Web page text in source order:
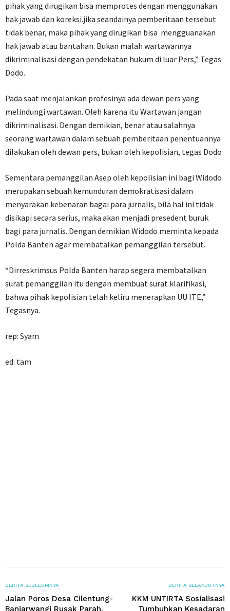
pihak yang dirugikan bisa memprotes dengan menggunakan
hak jawab dan koreksi.jika seandainya pemberitaan tersebut
tidak benar, maka pihak yang dirugikan bisa mengguanakan
hak jawab atau bantahan. Bukan malah wartawannya
dikriminalisasi dengan pendekatan hukum di luar Pers,” Tegas
Dodo.
Pada saat menjalankan profesinya ada dewan pers yang
melindungi wartawan. Oleh karena itu Wartawan jangan
dikriminalisasi. Dengan demikian, benar atau salahnya
seorang wartawan dalam sebuah pemberitaan penentuannya
dilakukan oleh dewan pers, bukan oleh kepolisian, tegas Dodo
Sementara pemanggilan Asep oleh kepolisian ini bagi Widodo
merupakan sebuah kemunduran demokratisasi dalam
menyarakan kebenaran bagai para jurnalis, bila hal ini tidak
disikapi secara serius, maka akan menjadi presedent buruk
bagi para jurnalis. Dengan demikian Widodo meminta kepada
Polda Banten agar membatalkan pemanggilan tersebut.
“Dirreskrimsus Polda Banten harap segera membatalkan
surat pemanggilan itu dengan membuat surat klarifikasi,
bahwa pihak kepolisian telah keliru menerapkan UU ITE,”
Tegasnya.
rep: Syam
ed: tam
BERITA SEBELUMNYA
Jalan Poros Desa Cilentung-
Banjarwangi Rusak Parah,
BERITA SELANJUTNYA
KKM UNTIRTA Sosialisasi
Tumbuhkan Kesadaran